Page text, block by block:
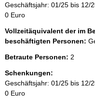
Geschäftsjahr: 01/25 bis 12/
0 Euro
Vollzeitäquivalent der im
beschäftigten Personen:
Betraute Personen: 2
Schenkungen:
Geschäftsjahr: 01/25 bis 12/
0 Euro